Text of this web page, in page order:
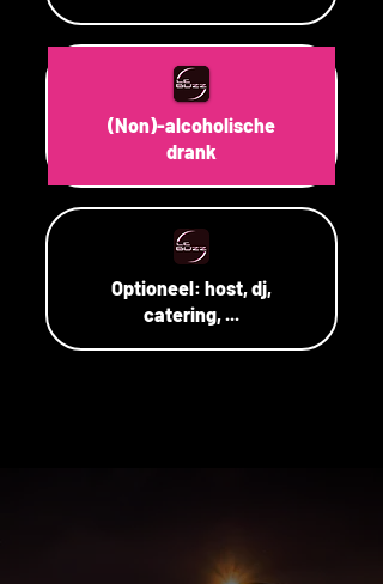
(Non)-alcoholische
drank
Optioneel: host, dj,
catering, ...